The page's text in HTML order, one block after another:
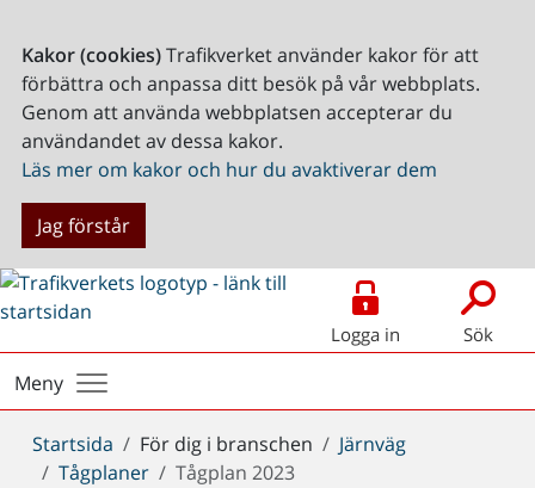
Kakor (cookies)Trafikverket använder kakor för att
förbättra och anpassa ditt besök på vår webbplats.
Genom att använda webbplatsen accepterar du
användandet av dessa kakor.
Läs mer om kakor och hur du avaktiverar dem
Jag förstår
Logga in Sök
Meny
Du
är
Startsida För dig i branschen
Järnväg
Tågplaner
Tågplan 2023